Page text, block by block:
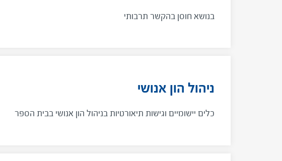
בנושא חוסן בהקשר תרבותי
ניהול הון אנושי
כלים יישומיים וגישות תיאורטיות בניהול הון אנושי בבית הספר